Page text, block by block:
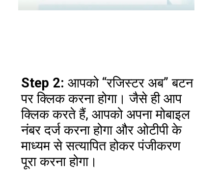
Step 2:आपको “रजिस्टर अब” बटन
पर क्लिक करना होगा। जैसे ही आप
क्लिक करते हैं, आपको अपना मोबाइल
नंबर दर्ज करना होगा और ओटीपी के
माध्यम से सत्यापित होकर पंजीकरण
पूरा करना होगा।